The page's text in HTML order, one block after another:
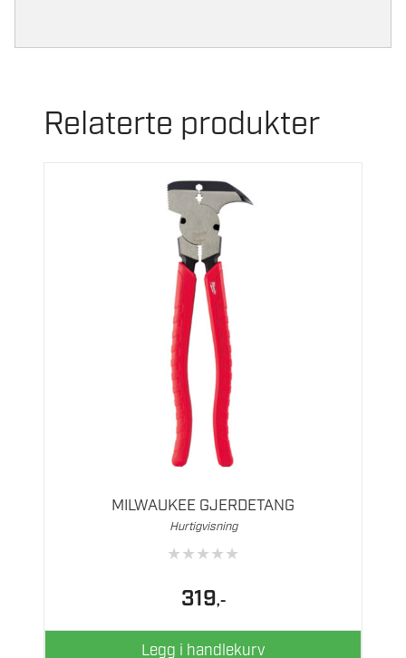
Relaterte produkter
MILWAUKEE GJERDETANG
Hurtigvisning
★★★★★
319,-
Legg i handlekurv